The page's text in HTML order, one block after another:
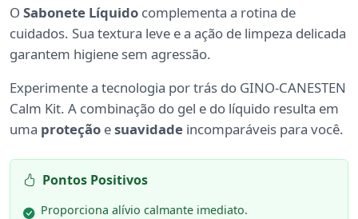
O Sabonete Líquido complementa a rotina de
cuidados. Sua textura leve e a ação de limpeza delicada
garantem higiene sem agressão.
Experimente a tecnologia por trás do GINO-CANESTEN
Calm Kit. A combinação do gel e do líquido resulta em
uma proteção esuavidade incomparáveis para você.
Pontos Positivos
Proporciona alívio calmante imediato.